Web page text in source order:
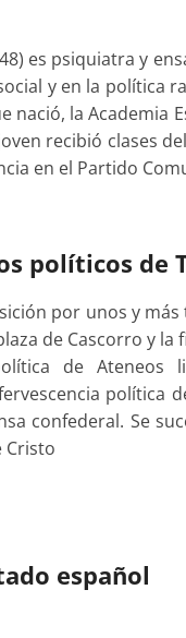
es psiquiatra y
y en la política
la Academia
recibió clases
en el Partido
políticos de
por unos y
de Cascorro y la
de Ateneos
política
confederal. Se
Cristo
español